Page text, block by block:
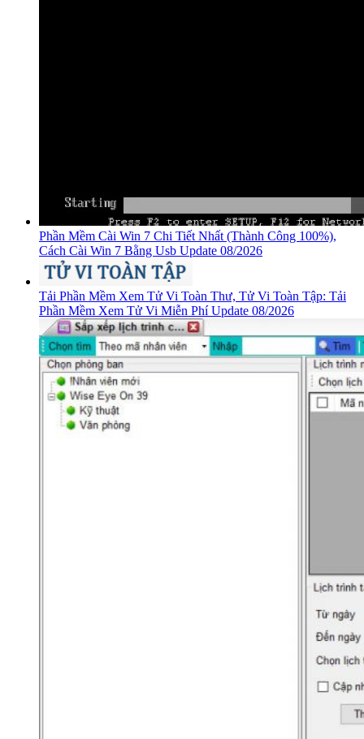
Phần Mềm Cài Win 7 Chi Tiết Nhất (Thành Công 100%),
Cách Cài Win 7 Bằng Usb Update 08/2026
Tải Phần Mềm Xem Tử Vi Toàn Thư, Tử Vi Toàn Tập: Tải
Phần Mềm Xem Tử Vi Miễn Phí Update 08/2026